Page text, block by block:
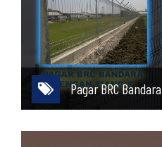
Pagar BRC Bandara